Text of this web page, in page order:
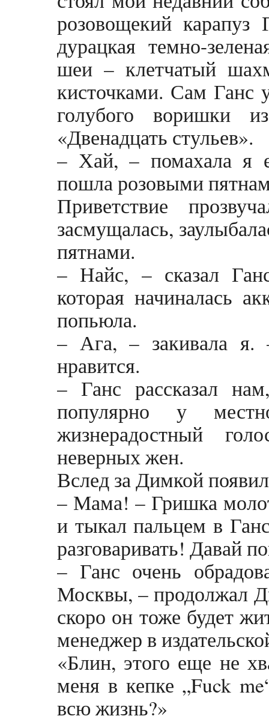
розовощекий
дурацкая темно-
шеи – клетчатый
кисточками. Сам Ганс
голубого воришки
«Двенадцать стульев».
– Хай, – помахала я
пошла розовыми
Приветствие
засмущалась,
пятнами.
– Найс, – сказал
которая начиналась
попьюла.
– Ага, – закивала я.
нравится.
– Ганс рассказал
популярно у
жизнерадостный
неверных жен.
Вслед за Димкой
– Мама! – Гришка
и тыкал пальцем в
разговаривать! Давай
– Ганс очень
Москвы, – продолжал
скоро он тоже будет
менеджер в
«Блин, этого еще не
меня в кепке „Fuck
всю жизнь?»